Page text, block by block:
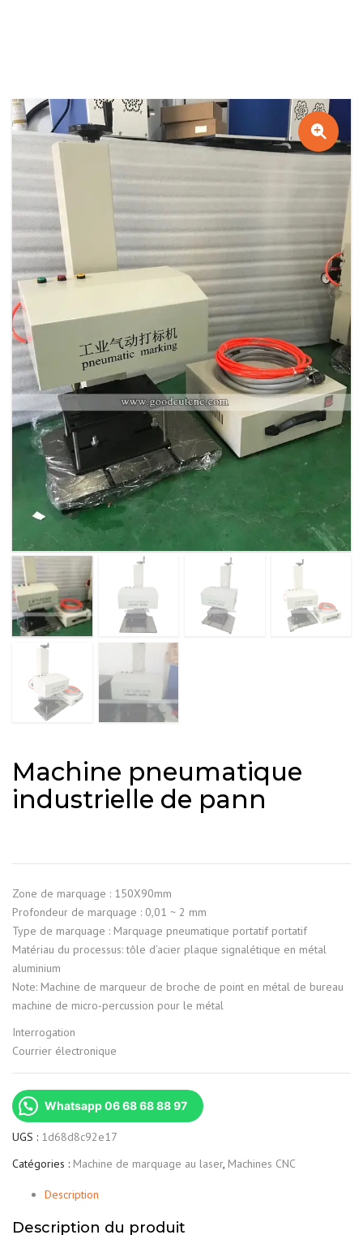
Machine pneumatique
industrielle de pann
Zone de marquage : 150X90mm
Profondeur de marquage : 0,01 ~ 2 mm
Type de marquage : Marquage pneumatique portatif portatif
Matériau du processus: tôle d’acier plaque signalétique en métal
aluminium
Note: Machine de marqueur de broche de point en métal de bureau
machine de micro-percussion pour le métal
Interrogation
Courrier électronique
Whatsapp 06 68 68 88 97
UGS : 1d68d8c92e17
Catégories : Machine de marquage au laser, Machines CNC
Description
Description du produit